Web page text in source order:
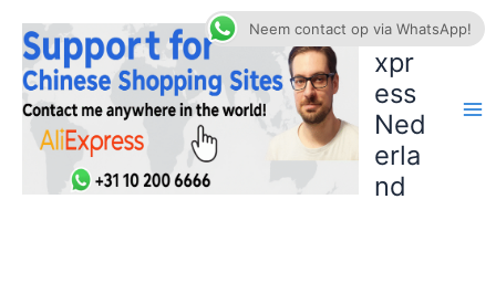
naar
inhoud
AliE
xpr
ess
Ned
erla
nd
Neem contact op via WhatsApp!